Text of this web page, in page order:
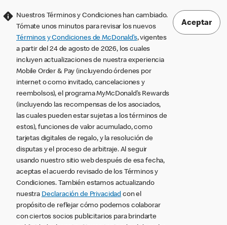
Nuestros Términos y Condiciones han cambiado.
Tómate unos minutos para revisar los nuevos
Términos y Condiciones de McDonald’s, vigentes
a partir del 24 de agosto de 2026, los cuales
incluyen actualizaciones de nuestra experiencia
Mobile Order & Pay (incluyendo órdenes por
internet o como invitado, cancelaciones y
reembolsos), el programa MyMcDonald’s Rewards
(incluyendo las recompensas de los asociados,
las cuales pueden estar sujetas a los términos de
estos), funciones de valor acumulado, como
tarjetas digitales de regalo, y la resolución de
disputas y el proceso de arbitraje. Al seguir
usando nuestro sitio web después de esa fecha,
aceptas el acuerdo revisado de los Términos y
Condiciones. También estamos actualizando
nuestra Declaración de Privacidad con el
propósito de reflejar cómo podemos colaborar
con ciertos socios publicitarios para brindarte
Aceptar